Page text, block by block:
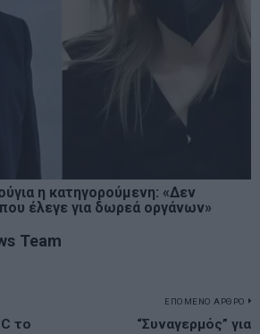
η κατηγορούμενη: «Δεν
έλεγε για δωρεά οργάνων»
Team
το
ΕΠΟΜΕΝΟ ΑΡΘΡΟ
“Συναγερμός” για